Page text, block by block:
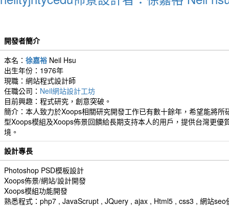
開發者簡介
本名： 徐嘉裕 Neil Hsu
出生年份：1976年
現職：網站程式設計師
任職公司： Neil網站設計工坊
目前興趣：程式研究，創意突破。
簡介：本人致力於Xoops相關研究開發工作已有數十餘年，希望能將所
型Xoops模組及Xoops佈景回饋給長期支持本人的用戶，提供台灣更優
境。
設計專長
Photoshop PSD模板設計
Xoops佈景/網站/設計開發
Xoops模組功能開發
熟悉程式：php7 , JavaScrupt , JQuery , ajax , Html5 , css3 , 網站seo